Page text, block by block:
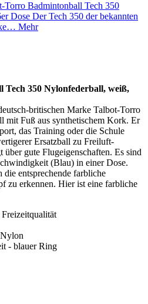
Torro Badmintonball Tech 350
Dose Der Tech 350 der bekannten
Mehr
350 Nylonfederball, weiß,
britischen Marke Talbot-Torro
mit Fuß aus synthetischem Kork. Er
das Training oder die Schule
Ersatzball zu Freiluft-
gute Flugeigenschaften. Es sind
(Blau) in einer Dose.
entsprechende farbliche
zu erkennen. Hier ist eine farbliche
Nylon
- blauer Ring